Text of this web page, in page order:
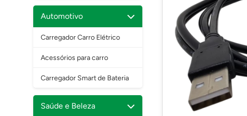
Automotivo
Carregador Carro Elétrico
Acessórios para carro
Carregador Smart de Bateria
Saúde e Beleza